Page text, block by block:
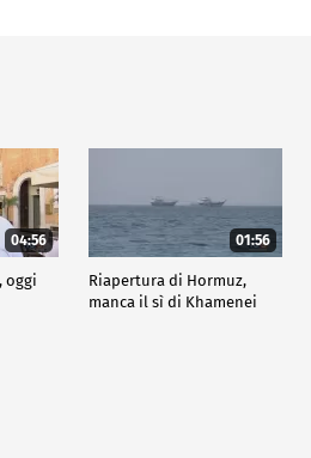
04:56
oggi
01:56
Riapertura di Hormuz,
manca il sì di Khamenei